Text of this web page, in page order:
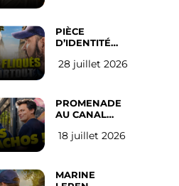
PIÈCE
D’IDENTITÉ
SUR LES
l’avis des
Français
28 juillet 2026
PROMENADE
AU CANAL
(les gauchistes
18 juillet 2026
MARINE